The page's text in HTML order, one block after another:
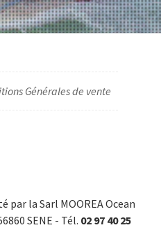
Générales de vente
par la Sarl MOOREA Ocean
SENE - Tél. 02 97 40 25